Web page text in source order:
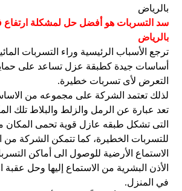
بالرياض
سد التسربات هو أفضل حل لمشكلة ارتفاع
بالرياض
ترجع الأسباب الرئيسية وراء التسربات
أساسات جيدة كطبقة عزل تساعد على
التعرض لأى تسربات خطيرة.
لذلك تعتمد الشركة على مجموعه من
تعد عبارة عن الرمل والزلط والبلاط تلك
التى تشكل طبقه عازل قوية تحمى المكان
للتسربات الخطيرة، كما تتمكن الشركة من
الاستماع الأرضية للوصول الى أماكن
الأذن البشرية من الاستماع إليها وحل عقبة
في المنزل.